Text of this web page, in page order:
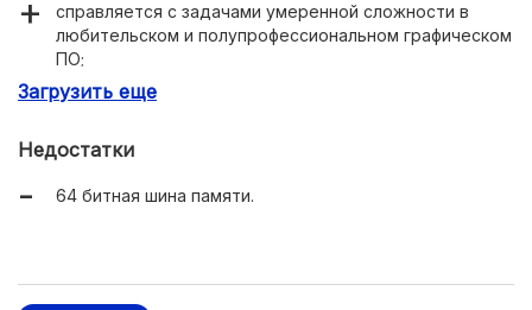
справляется с задачами умеренной сложности в
любительском и полупрофессиональном графическом
ПО;
«тянет» игры 10-летней давности на низких и средних
Загрузить еще
Недостатки
64 битная шина памяти.